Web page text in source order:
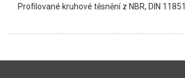
Profilované kruhové těsnění z NBR, DIN 11851